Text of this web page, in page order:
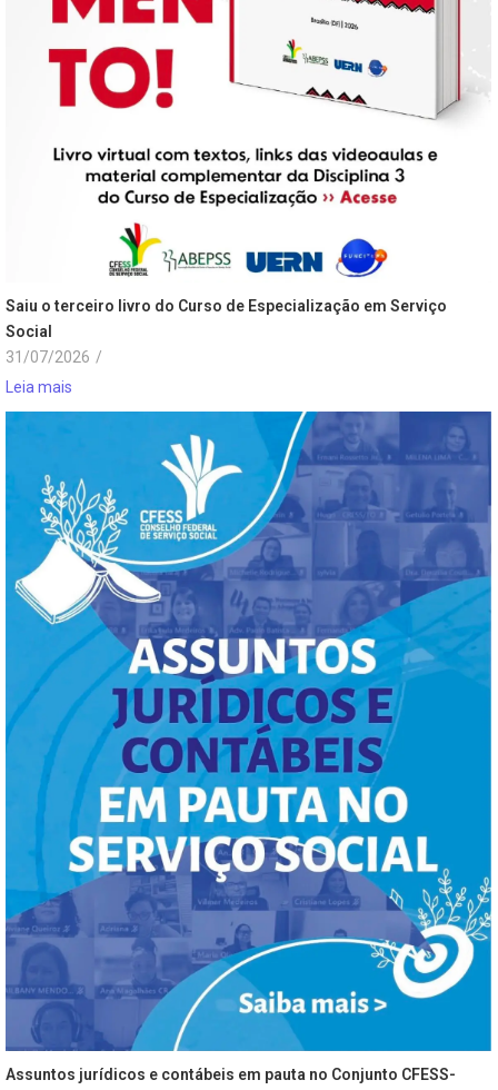
Saiu o terceiro livro do Curso de Especialização em Serviço
Social
31/07/2026 /
Leia mais
Assuntos jurídicos e contábeis em pauta no Conjunto CFESS-